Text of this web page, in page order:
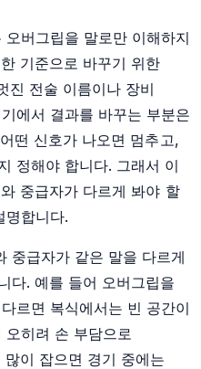
버그립을 말로만 이해하지
기준으로 바꾸기 위한
진 전술 이름이나 장비
에서 결과를 바꾸는 부분은
떤 신호가 나오면 멈추고,
정해야 합니다. 그래서 이
중급자가 다르게 봐야 할
명합니다.
중급자가 같은 말을 다르게
다. 예를 들어 오버그립을
르면 복식에서는 빈 공간이
히려 손 부담으로
이 잡으면 경기 중에는